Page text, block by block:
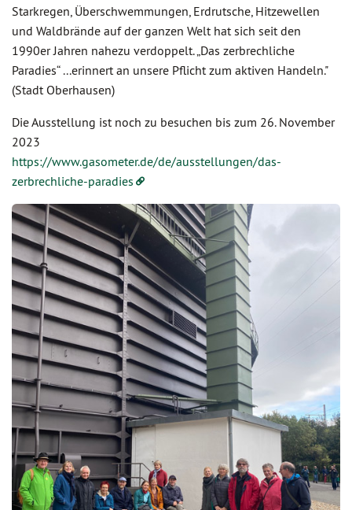
Starkregen, Überschwemmungen, Erdrutsche, Hitzewellen
und Waldbrände auf der ganzen Welt hat sich seit den
1990er Jahren nahezu verdoppelt. „Das zerbrechliche
Paradies“ ...erinnert an unsere Pflicht zum aktiven Handeln."
(Stadt Oberhausen)
Die Ausstellung ist noch zu besuchen bis zum 26. November
2023
https://www.gasometer.de/de/ausstellungen/das-
zerbrechliche-paradies